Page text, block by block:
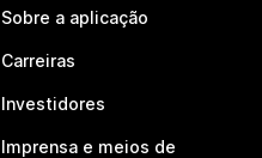
Sobre a aplicação
Carreiras
Investidores
Imprensa e meios de